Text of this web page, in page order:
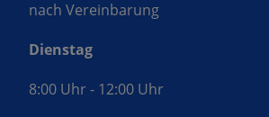
nach Vereinbarung
Dienstag
8:00 Uhr - 12:00 Uhr